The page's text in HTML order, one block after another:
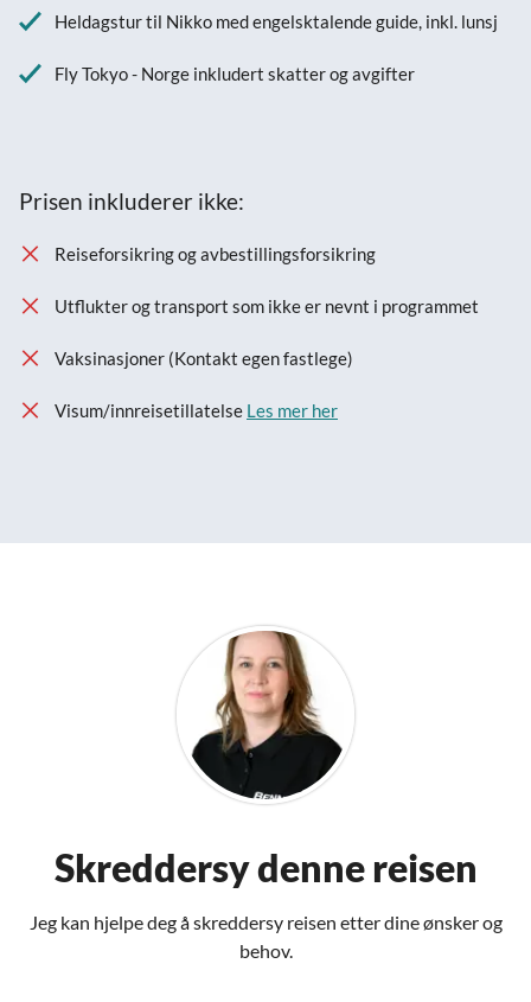
Heldagstur til Nikko med engelsktalende guide, inkl. lunsj
Fly Tokyo - Norge inkludert skatter og avgifter
Prisen inkluderer ikke:
Reiseforsikring og avbestillingsforsikring
Utflukter og transport som ikke er nevnt i programmet
Vaksinasjoner (Kontakt egen fastlege)
Visum/innreisetillatelse Les mer her
Skreddersy denne reisen
Jeg kan hjelpe deg å skreddersy reisen etter dine ønsker og
behov.